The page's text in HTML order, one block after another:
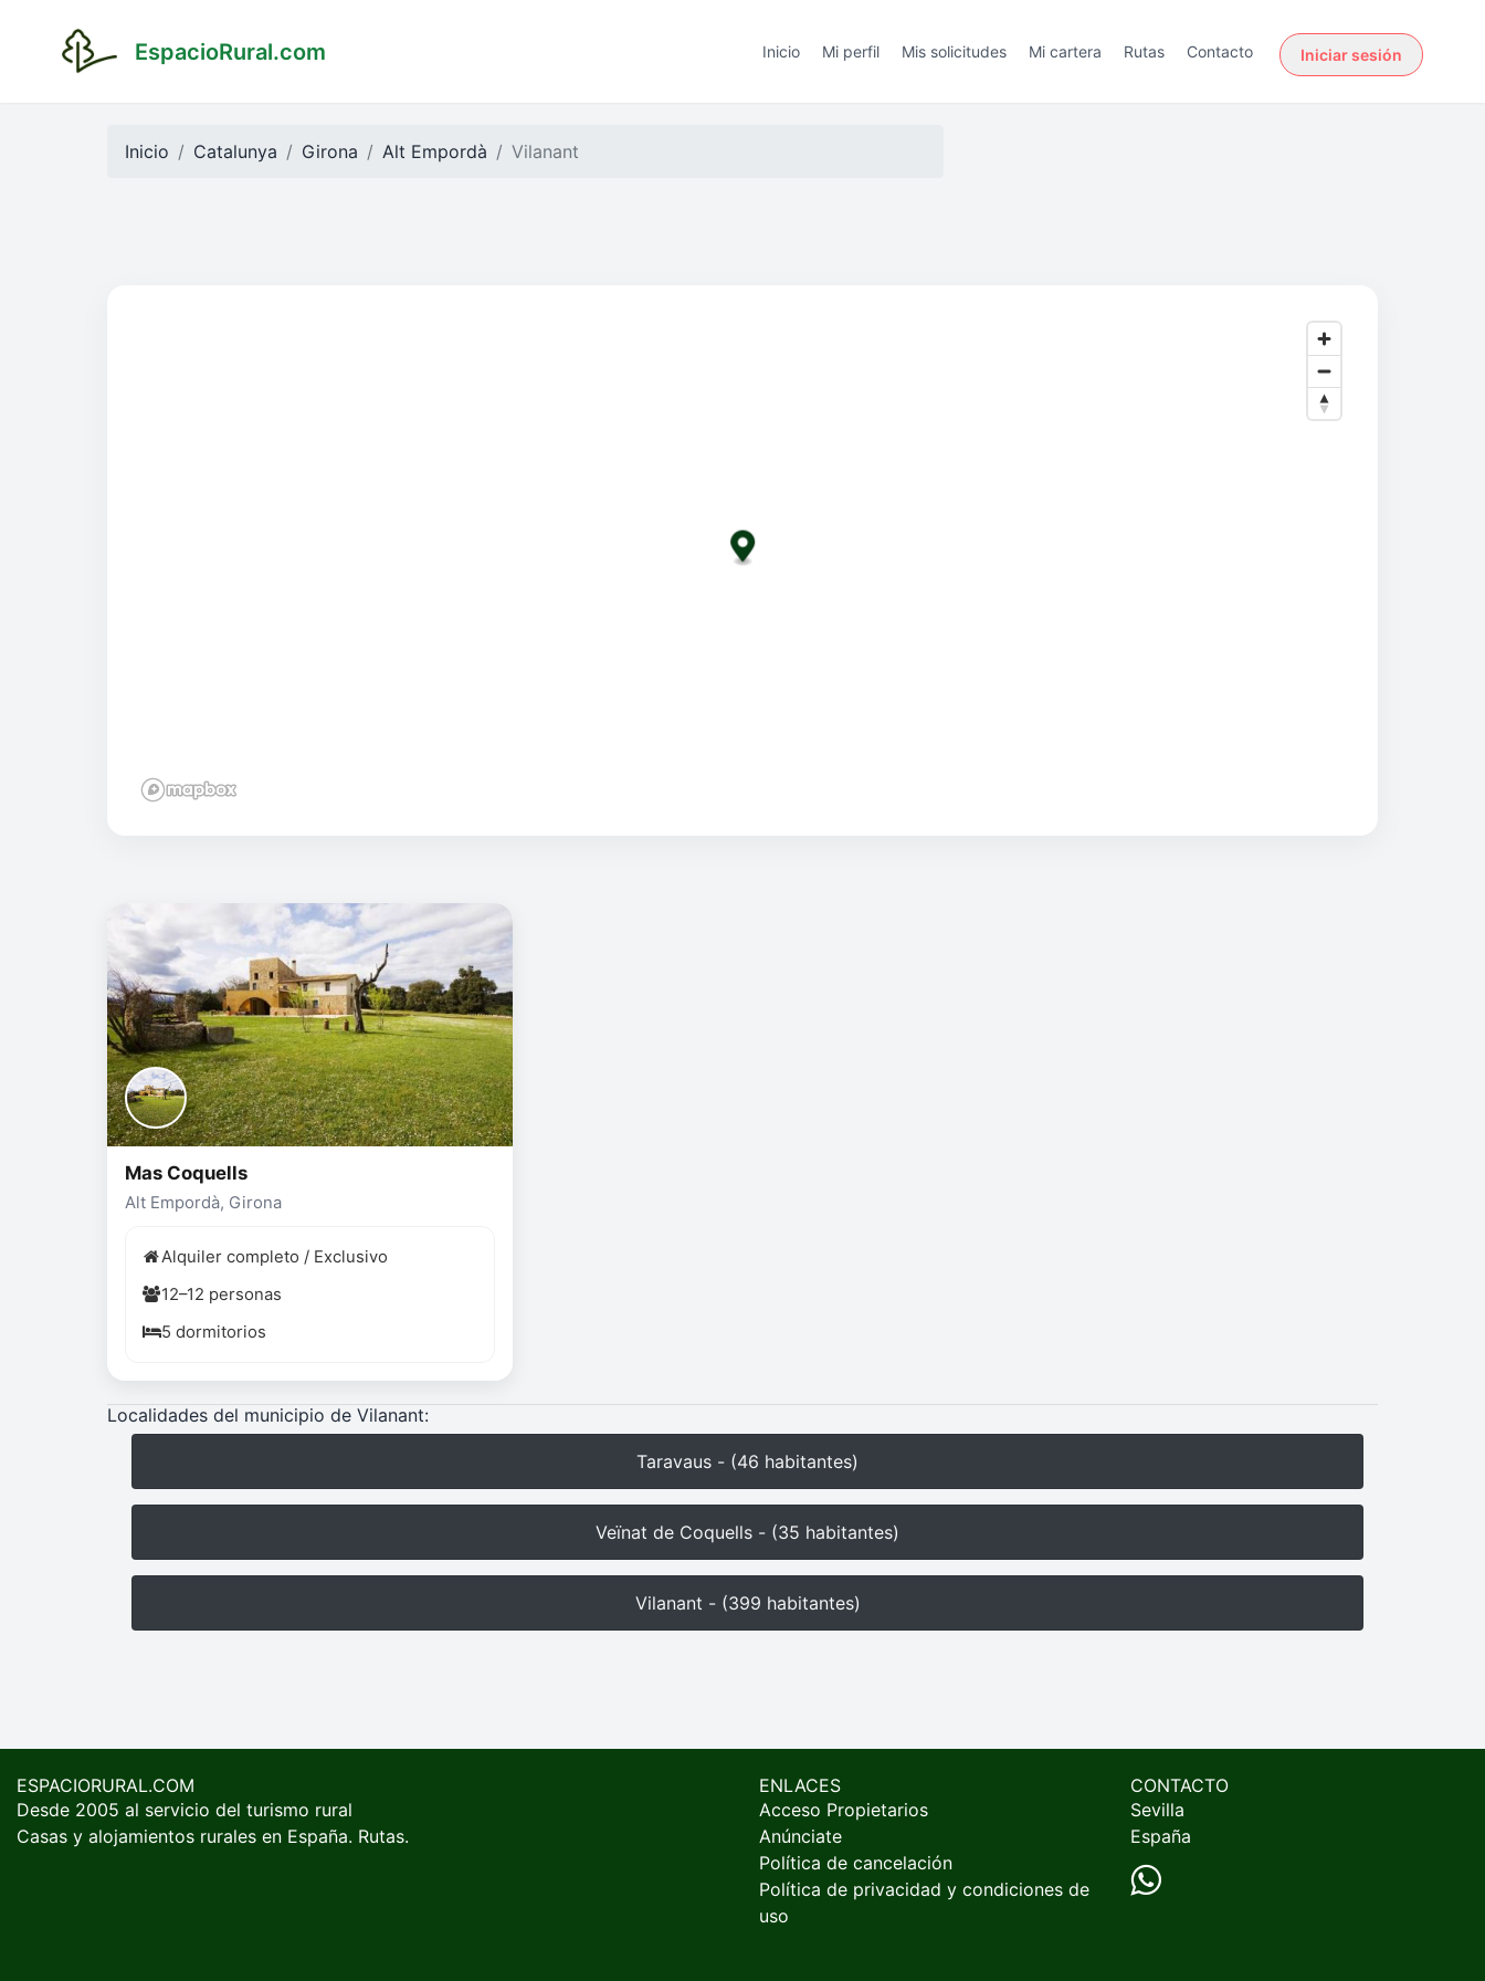
EspacioRural.com Inicio Mi perfil Mis solicitudes Mi cartera Rutas Contacto Iniciar sesión
Inicio Catalunya Girona Alt Empordà Vilanant
Mas Coquells
Alt Empordà, Girona
Alquiler completo / Exclusivo
12–12 personas
5 dormitorios
Localidades del municipio de Vilanant:
Taravaus - (46 habitantes)
Veïnat de Coquells - (35 habitantes)
Vilanant - (399 habitantes)
ESPACIORURAL.COM
Desde 2005 al servicio del turismo rural
Casas y alojamientos rurales en España. Rutas.
ENLACES
Acceso Propietarios
Anúnciate
Política de cancelación
Política de privacidad y condiciones de
uso
CONTACTO
Sevilla
España